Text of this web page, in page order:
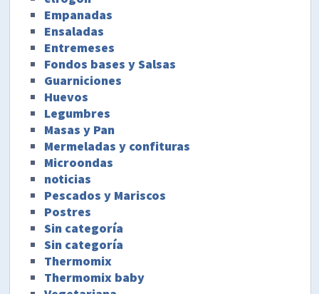
Empanadas
Ensaladas
Entremeses
Fondos bases y Salsas
Guarniciones
Huevos
Legumbres
Masas y Pan
Mermeladas y confituras
Microondas
noticias
Pescados y Mariscos
Postres
Sin categoría
Sin categoría
Thermomix
Thermomix baby